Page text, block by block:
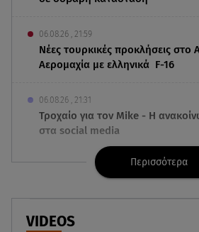
06.08.26 , 21:59
Νέες τουρκικές προκλήσεις στο
Αερομαχία με ελληνικά F-16
06.08.26 , 21:31
Τροχαίο για τον Mike - Η
στα social media
06.08.26 , 21:22
Ισραήλ - Κύπρος - Κρήτη: Το
υποθαλάσσιο καλώδιο στον
Περισσότερα
VIDEOS